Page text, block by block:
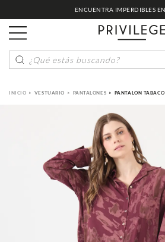
¿Qué estás buscando?
VESTUARIO PANTALONES PANTALON TABACO